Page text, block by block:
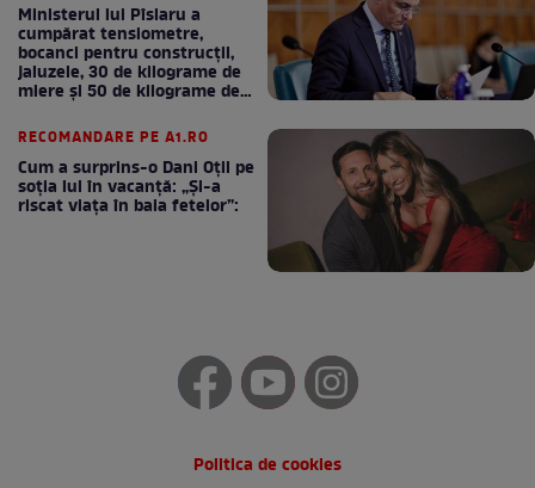
Ministerul lui Pîslaru a
cumpărat tensiometre,
bocanci pentru construcții,
jaluzele, 30 de kilograme de
miere și 50 de kilograme de
RECOMANDARE PE A1.RO
Cum a surprins-o Dani Oțil pe
soția lui în vacanță: „Și-a
riscat viața în baia fetelor”:
Politica de cookies